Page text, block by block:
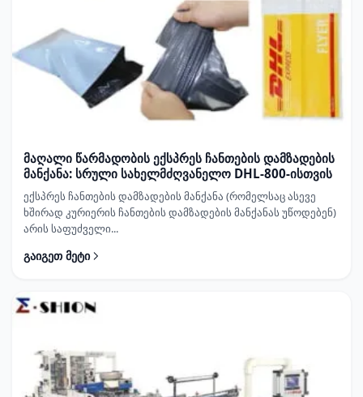
მაღალი წარმადობის ექსპრეს ჩანთების დამზადების
მანქანა: სრული სახელმძღვანელო DHL-800-ისთვის
ექსპრეს ჩანთების დამზადების მანქანა (რომელსაც ასევე
ხშირად კურიერის ჩანთების დამზადების მანქანას უწოდებენ)
არის საფუძველი...
გაიგეთ მეტი